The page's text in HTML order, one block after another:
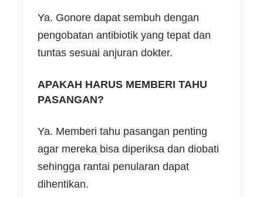
Ya. Gonore dapat sembuh dengan
pengobatan antibiotik yang tepat dan
tuntas sesuai anjuran dokter.
APAKAH HARUS MEMBERI TAHU
PASANGAN?
Ya. Memberi tahu pasangan penting
agar mereka bisa diperiksa dan diobati
sehingga rantai penularan dapat
dihentikan.